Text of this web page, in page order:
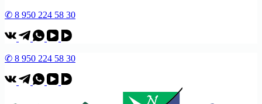
✆ 8 950 224 58 30
✆ 8 950 224 58 30